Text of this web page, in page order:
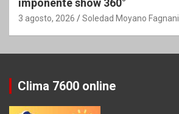
imponente show 360°
3 agosto, 2026 Soledad Moyano Fagnani
Clima 7600 online